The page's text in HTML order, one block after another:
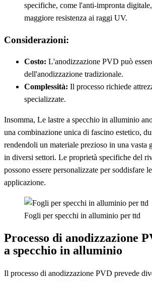
specifiche, come l'anti-impronta
maggiore resistenza ai raggi UV.
Considerazioni:
Costo: L'anodizzazione PVD può
dell'anodizzazione tradizionale.
Complessità: Il processo richiede
specializzate.
Insomma, Le lastre a specchio in alluminio
una combinazione unica di fascino estetico,
rendendoli un materiale prezioso in una vasta
in diversi settori. Le proprietà specifiche del
possono essere personalizzate per soddisfare
applicazione.
Fogli per specchi in alluminio per ttd
Processo di anodizzazione
a specchio in alluminio
Il processo di anodizzazione PVD prevede